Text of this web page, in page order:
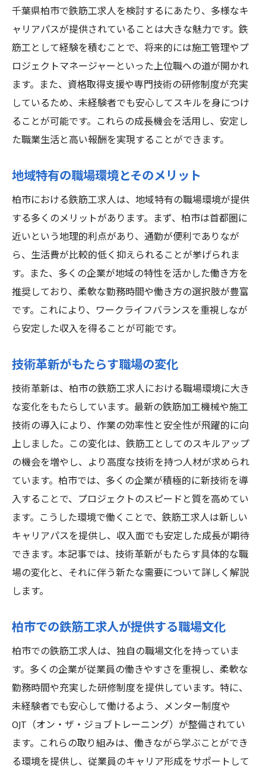
千葉県柏市で鉄筋工求人を検討するにあたり、多様なキ
ャリアパスが提供されていることは大きな魅力です。鉄
筋工として経験を積むことで、将来的には施工管理やプ
ロジェクトマネージャーといった上位職への道が開かれ
ます。また、資格取得支援や専門技術の研修制度が充実
しているため、未経験者でも安心してスキルを身につけ
ることが可能です。これらの成長機会を活用し、安定し
た職業生活と高い報酬を実現することができます。
地域特有の職場環境とそのメリット
柏市における鉄筋工求人は、地域特有の職場環境が提供
する多くのメリットがあります。まず、柏市は首都圏に
近いという地理的利点があり、通勤が便利でありなが
ら、生活費が比較的低く抑えられることが挙げられま
す。また、多くの企業が地域の特性を活かした働き方を
推奨しており、柔軟な勤務時間や働き方の選択肢が豊富
です。これにより、ワークライフバランスを重視しなが
ら安定した収入を得ることが可能です。
技術革新がもたらす職場の変化
技術革新は、柏市の鉄筋工求人における職場環境に大き
な変化をもたらしています。最新の鉄筋加工機械や施工
技術の導入により、作業の効率性と安全性が飛躍的に向
上しました。この変化は、鉄筋工としてのスキルアップ
の機会を増やし、より高度な技術を持つ人材が求められ
ています。柏市では、多くの企業が積極的に新技術を導
入することで、プロジェクトのスピードと質を高めてい
ます。こうした環境で働くことで、鉄筋工求人は新しい
キャリアパスを提供し、収入面でも安定した成長が期待
できます。本記事では、技術革新がもたらす具体的な職
場の変化と、それに伴う新たな需要について詳しく解説
します。
柏市での鉄筋工求人が提供する職場文化
柏市での鉄筋工求人は、独自の職場文化を持っていま
す。多くの企業が従業員の働きやすさを重視し、柔軟な
勤務時間や充実した研修制度を提供しています。特に、
未経験者でも安心して働けるよう、メンター制度や
OJT（オン・ザ・ジョブトレーニング）が整備されてい
ます。これらの取り組みは、働きながら学ぶことができ
る環境を提供し、従業員のキャリア形成をサポートして